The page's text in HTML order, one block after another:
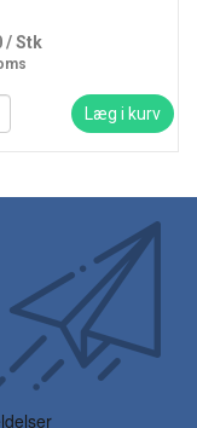
/ Stk
Læg i kurv